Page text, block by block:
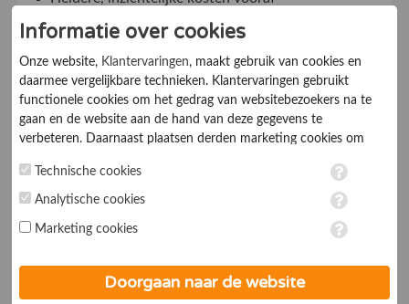
Met behulp van Klantervaringen Online krijgt u
direct een overzicht van alle goede slotenmakers
inclusief beoordelingen van klanten.
De juiste slotenmaker
Met behulp van beoordelingen van voorgaande
consumenten kan er voor consumenten zonder
Informatie over cookies
Onze website, Klantervaringen, maakt gebruik van cookies en
daarmee vergelijkbare technieken. Klantervaringen gebruikt
functionele cookies om het gedrag van websitebezoekers na te
gaan en de website aan de hand van deze gegevens te
verbeteren. Daarnaast plaatsen derden marketing cookies om
marketing cookies worden persoonsgegevens verwerkt. Je geeft
toestemming voor deze verwerking wanneer je hieronder een
op ieder moment aanpassen in de
. Lees voor meer
Technische cookies
Analytische cookies
Marketing cookies
Doorgaan naar de website